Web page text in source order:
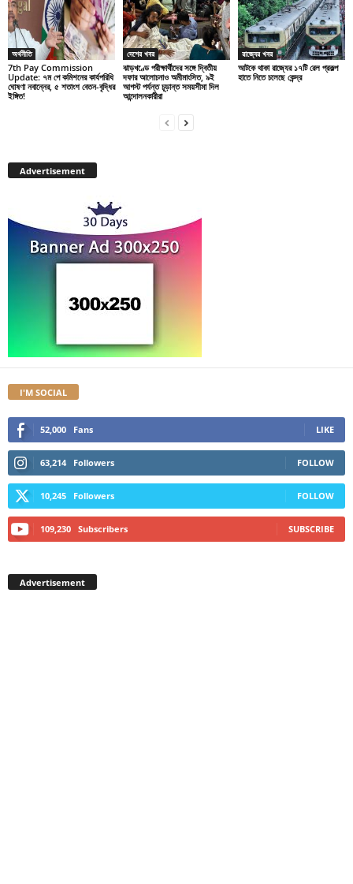
অর্থনীতি
7th Pay Commission
Update: ৭ম পে কমিশনের কার্যপরিধি
ঘোষণা নবান্নের, ৫ শতাংশ বেতন-বৃদ্ধির
ইঙ্গিত!
দেশের খবর
ঝাড়খণ্ডে পরীক্ষার্থীদের সঙ্গে দ্বিতীয়
দফার আলোচনাও অমীমাংসিত, ৯ই
আগস্ট পর্যন্ত চূড়ান্ত সময়সীমা দিল
আন্দোলনকারীরা
রাজ্যের খবর
আটকে থাকা রাজ্যের ১৭টি রেল প্রকল্প
হাতে নিতে চলেছে কেন্দ্র
Advertisement
I'M SOCIAL
52,000 Fans LIKE
63,214 Followers FOLLOW
10,245 Followers FOLLOW
109,230 Subscribers SUBSCRIBE
Advertisement